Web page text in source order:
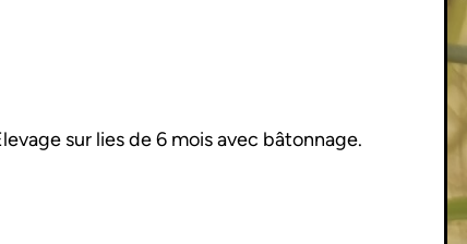
sur lies de 6 mois avec bâtonnage.